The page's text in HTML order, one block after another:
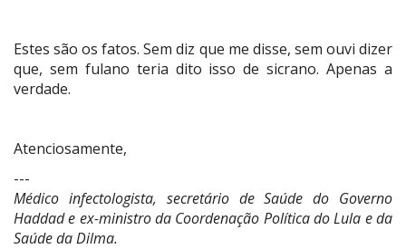
Estes são os fatos. Sem diz que me disse, sem ouvi dizer
que, sem fulano teria dito isso de sicrano. Apenas a
verdade.
Atenciosamente,
---
Médico infectologista, secretário de Saúde do Governo
Haddad e ex-ministro da Coordenação Política do Lula e da
Saúde da Dilma.